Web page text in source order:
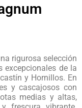
rigurosa selección
excepcionales de la
y Hornillos. En
y cascajosos con
medias y altas,